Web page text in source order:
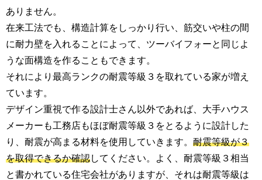
ありません。
在来工法でも、構造計算をしっかり行い、筋交いや柱の間
に耐力壁を入れることによって、ツーバイフォーと同じよ
うな面構造を作ることもできます。
それにより最高ランクの耐震等級３を取れている家が増え
ています。
デザイン重視で作る設計士さん以外であれば、大手ハウス
メーカーも工務店もほぼ耐震等級３をとるように設計した
り、耐震が高まる材料を使用していきます。 耐震等級が３
を取得できるか確認してください。よく、耐震等級３相当
と書かれている住宅会社がありますが、それは耐震等級は